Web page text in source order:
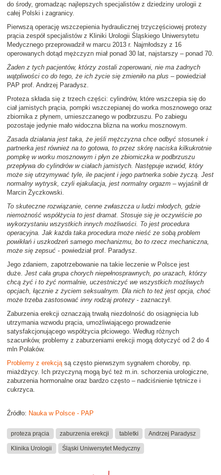
do środy, gromadząc najlepszych specjalistów z dziedziny urologii z
całej Polski i zagranicy.
Pierwszą operację wszczepienia hydraulicznej trzyczęściowej protezy
prącia zespół specjalistów z Kliniki Urologii Śląskiego Uniwersytetu
Medycznego przeprowadził w marcu 2013 r. Najmłodszy z 16
operowanych dotąd mężczyzn miał ponad 30 lat, najstarszy – ponad 70.
Żaden z tych pacjentów, którzy zostali zoperowani, nie ma żadnych
wątpliwości co do tego, że ich życie się zmieniło na plus – powiedział
PAP prof. Andrzej Paradysz.
Proteza składa się z trzech części: cylindrów, które wszczepia się do
ciał jamistych prącia, pompki wszczepianej do worka mosznowego oraz
zbiornika z płynem, umieszczanego w podbrzuszu. Po zabiegu
pozostaje jedynie mało widoczna blizna na worku mosznowym.
Zasada działania jest taka, że jeśli mężczyzna chce odbyć stosunek i
partnerka jest również na to gotowa, to przez skórę naciska kilkukrotnie
pompkę w worku mosznowym i płyn ze zbiorniczka w podbrzuszu
przepływa do cylindrów w ciałach jamistych. Następuje wzwód, który
może się utrzymywać tyle, ile pacjent i jego partnerka sobie życzą. Jest
normalny wytrysk, czyli ejakulacja, jest normalny orgazm – wyjaśnił dr
Marcin Życzkowski.
To skuteczne rozwiązanie, cenne zwłaszcza u ludzi młodych, gdzie
niemożność współżycia to jest dramat. Stosuje się je oczywiście po
wykorzystaniu wszystkich innych możliwości. To jest procedura
operacyjna. Jak każda taka procedura może nieść ze sobą problem
powikłań i uszkodzeń samego mechanizmu, bo to rzecz mechaniczna,
może się zepsuć - powiedział prof. Paradysz.
Jego zdaniem, zapotrzebowanie na takie leczenie w Polsce jest
duże. Jest cała grupa chorych niepełnosprawnych, po urazach, którzy
chcą żyć i to żyć normalnie, uczestniczyć we wszystkich możliwych
opcjach, łącznie z życiem seksualnym. Dla nich to też jest opcja, choć
może trzeba zastosować inny rodzaj protezy - zaznaczył.
Zaburzenia erekcji oznaczają trwałą niezdolność do osiągnięcia lub
utrzymania wzwodu prącia, umożliwiającego prowadzenie
satysfakcjonującego współżycia płciowego. Według różnych
szacunków, problemy z zaburzeniami erekcji mogą dotyczyć od 2 do 4
mln Polaków.
Problemy z erekcjąsą często pierwszym sygnałem choroby, np.
miażdżycy. Ich przyczyną mogą być też m.in. schorzenia urologiczne,
zaburzenia hormonalne oraz bardzo często – nadciśnienie tętnicze i
cukrzyca.
Źródło: Nauka w Polsce - PAP
proteza prącia zaburzenia erekcji tabletki Andrzej Paradysz
Klinika Urologii Śląski Uniwersytet Medyczny